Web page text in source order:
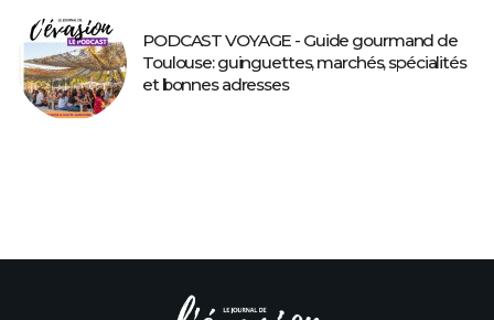
PODCAST VOYAGE - Guide gourmand de
Toulouse: guinguettes, marchés, spécialités
et bonnes adresses